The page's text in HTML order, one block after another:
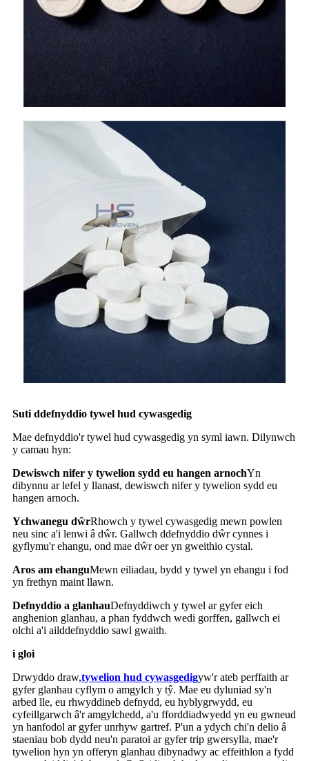
Suti ddefnyddio tywel hud cywasgedig
Mae defnyddio'r tywel hud cywasgedig yn syml iawn. Dilynwch
y camau hyn:
Dewiswch nifer y tywelion sydd eu hangen arnochYn
dibynnu ar lefel y llanast, dewiswch nifer y tywelion sydd eu
hangen arnoch.
Ychwanegu dŵrRhowch y tywel cywasgedig mewn powlen
neu sinc a'i lenwi â dŵr. Gallwch ddefnyddio dŵr cynnes i
gyflymu'r ehangu, ond mae dŵr oer yn gweithio cystal.
Aros am ehanguMewn eiliadau, bydd y tywel yn ehangu i fod
yn frethyn maint llawn.
Defnyddio a glanhauDefnyddiwch y tywel ar gyfer eich
anghenion glanhau, a phan fyddwch wedi gorffen, gallwch ei
olchi a'i ailddefnyddio sawl gwaith.
i gloi
Drwyddo draw,tywelion hud cywasgedigyw'r ateb perffaith ar
gyfer glanhau cyflym o amgylch y tŷ. Mae eu dyluniad sy'n
arbed lle, eu rhwyddineb defnydd, eu hyblygrwydd, eu
cyfeillgarwch â'r amgylchedd, a'u fforddiadwyedd yn eu gwneud
yn hanfodol ar gyfer unrhyw gartref. P'un a ydych chi'n delio â
staeniau bob dydd neu'n paratoi ar gyfer trip gwersylla, mae'r
tywelion hyn yn offeryn glanhau dibynadwy ac effeithlon a fydd